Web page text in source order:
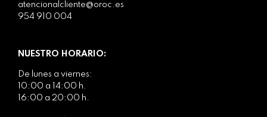
atencionalcliente@oroc.es
954 910 004
NUESTRO HORARIO:
De lunes a viernes:
10:00 a 14:00 h.
16:00 a 20:00 h.